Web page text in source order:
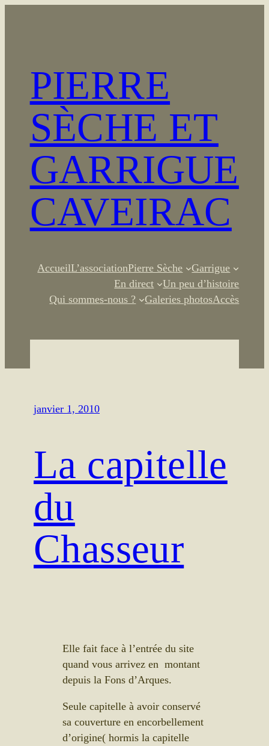
PIERRE
SÈCHE ET
GARRIGUE
CAVEIRAC
AccueilL’associationPierre Sèche
Garrigue
En direct
Un peu d’histoire
Qui sommes-nous ?
Galeries photosAccès
janvier 1, 2010
La capitelle
du
Chasseur
Elle fait face à l’entrée du site
quand vous arrivez en montant
depuis la Fons d’Arques.
Seule capitelle à avoir conservé
sa couverture en encorbellement
d’origine( hormis la capitelle